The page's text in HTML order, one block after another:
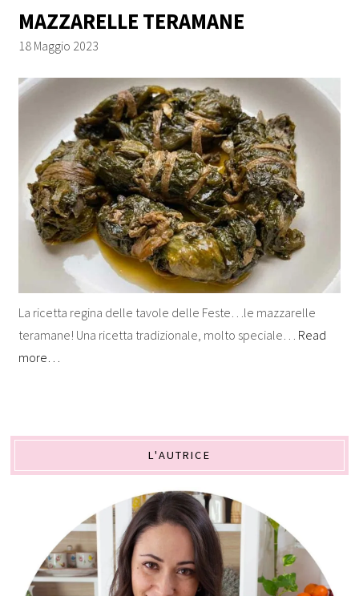
MAZZARELLE TERAMANE
18 Maggio 2023
La ricetta regina delle tavole delle Feste…le mazzarelle
teramane! Una ricetta tradizionale, molto speciale… Read
more…
L'AUTRICE